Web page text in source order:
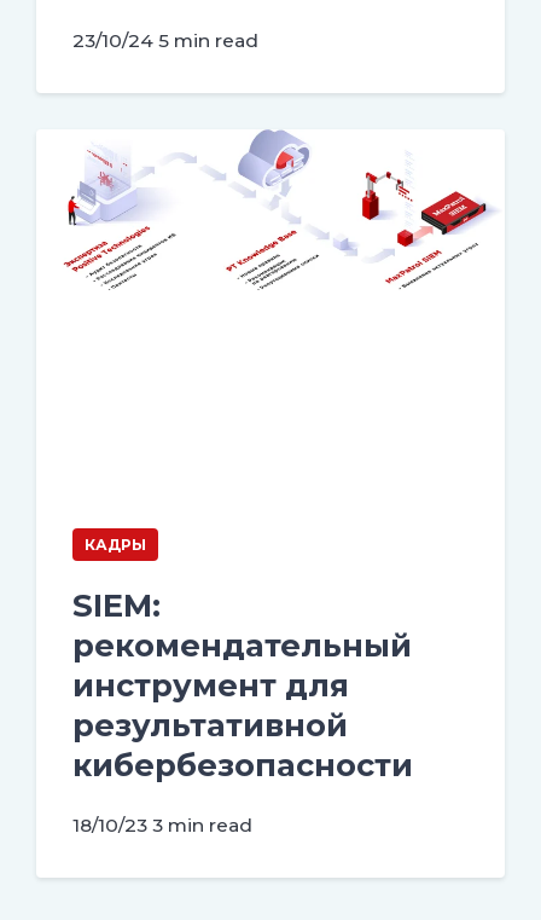
23/10/24 5 min read
КАДРЫ
SIEM:
рекомендательный
инструмент для
результативной
кибербезопасности
18/10/23 3 min read